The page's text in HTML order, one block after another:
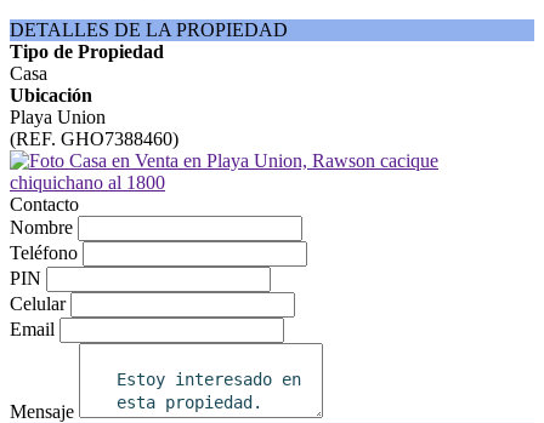
DETALLES DE LA PROPIEDAD
Tipo de Propiedad
Casa
Ubicación
Playa Union
(REF. GHO7388460)
Contacto
Nombre
Teléfono
PIN
Celular
Email
Mensaje